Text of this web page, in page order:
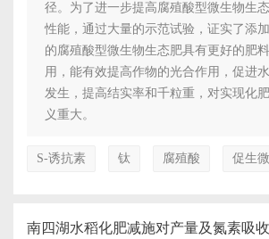
径。为了进一步提高腐殖酸型微生物生
性能，通过大量的示范试验，证实了添
的腐殖酸型微生物生态肥具有更好的肥
用，能有效提高作物的光合作用，促进
发生，提高结实率和千粒重，对实现化
义重大。
S-诱抗素 钛 腐殖酸 促生
南四湖水稻化肥减施对产量及氮素吸